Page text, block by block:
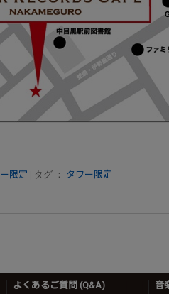
限定 | タグ ： タワー限定
よくあるご質問 (Q&A) 音